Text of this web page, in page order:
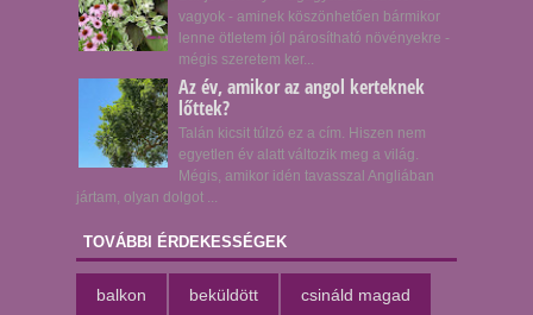
vagyok - aminek köszönhetően bármikor
lenne ötletem jól párosítható növényekre -
mégis szeretem ker...
Az év, amikor az angol kerteknek
lőttek?
Talán kicsit túlzó ez a cím. Hiszen nem
egyetlen év alatt változik meg a világ.
Mégis, amikor idén tavasszal Angliában
jártam, olyan dolgot ...
TOVÁBBI ÉRDEKESSÉGEK
balkon beküldött csináld magad